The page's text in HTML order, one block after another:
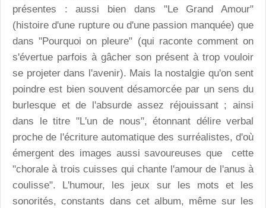
présentes : aussi bien dans "Le Grand Amour"
(histoire d'une rupture ou d'une passion manquée) que
dans "Pourquoi on pleure" (qui raconte comment on
s'évertue parfois à gâcher son présent à trop vouloir
se projeter dans l'avenir). Mais la nostalgie qu'on sent
poindre est bien souvent désamorcée par un sens du
burlesque et de l'absurde assez réjouissant ; ainsi
dans le titre "L'un de nous", étonnant délire verbal
proche de l'écriture automatique des surréalistes, d'où
émergent des images aussi savoureuses que cette
"chorale à trois cuisses qui chante l'amour de l'anus à
coulisse". L'humour, les jeux sur les mots et les
sonorités, constants dans cet album, même sur les